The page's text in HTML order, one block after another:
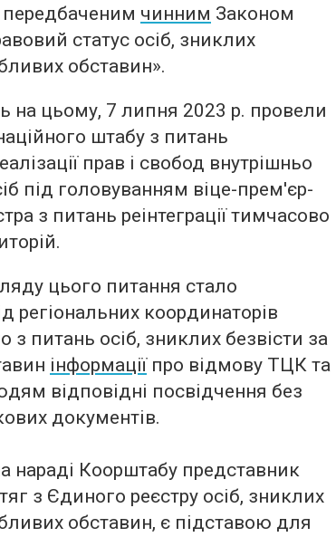
передбаченим чинним Законом
статус осіб, зниклих
обставин».
на цьому, 7 липня 2023 р. провели
штабу з питань
прав і свобод внутрішньо
під головуванням віце-прем'єр-
з питань реінтеграції тимчасово
цього питання стало
регіональних координаторів
з питань осіб, зниклих безвісти за
інформаціїпро відмову ТЦК та
відповідні посвідчення без
документів.
нараді Коорштабу представник
з Єдиного реєстру осіб, зниклих
обставин, є підставою для